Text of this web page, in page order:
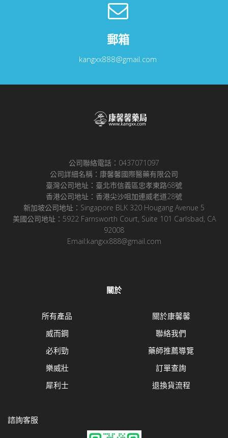
郵箱
kangxx888@gmail.com
公司聯絡電話：0437071097
公司詳細名稱：康馨馨國際醫藥有限公司
臺灣公司地址：臺北市信義區忠孝東路68號
香港公司地址：香港尖沙咀加連威老道28號
新加坡公司地址：Singapore BLK 320 Hougang Avenue 5
美國公司地址：5922 Farnsworth Court, Suite 101 Carlsbad, CA
92008
Email:kangxx888@gmail.com
關於
所有產品
威而鋼
必利勁
樂威壯
犀利士
關於康馨馨
聯絡我們
藥師推薦導覽
訂單查詢
退換貨流程
諮詢客服